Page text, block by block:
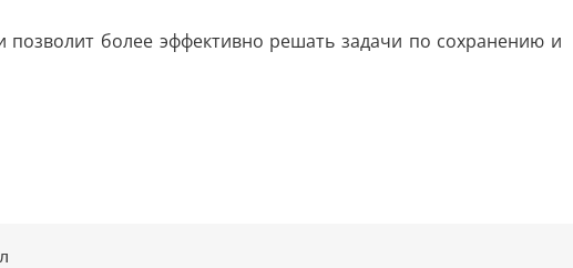
позволит более эффективно решать задачи по сохранению и